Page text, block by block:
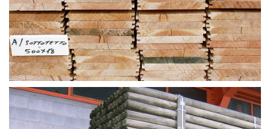
TAVOLAME E AFFINI